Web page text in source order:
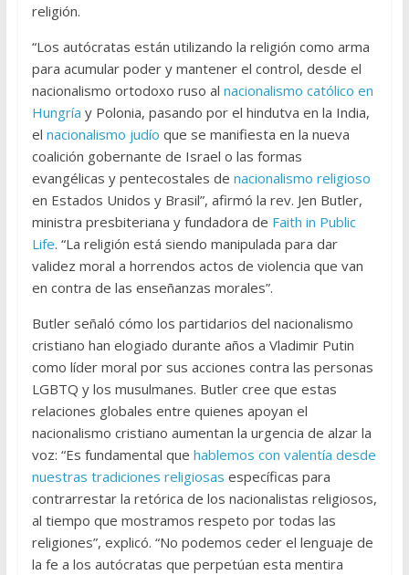
religión.
“Los autócratas están utilizando la religión como arma
para acumular poder y mantener el control, desde el
nacionalismo ortodoxo ruso al nacionalismo católico en
Hungría y Polonia, pasando por el hindutva en la India,
el nacionalismo judío que se manifiesta en la nueva
coalición gobernante de Israel o las formas
evangélicas y pentecostales de nacionalismo religioso
en Estados Unidos y Brasil”, afirmó la rev. Jen Butler,
ministra presbiteriana y fundadora de Faith in Public
Life. “La religión está siendo manipulada para dar
validez moral a horrendos actos de violencia que van
en contra de las enseñanzas morales”.
Butler señaló cómo los partidarios del nacionalismo
cristiano han elogiado durante años a Vladimir Putin
como líder moral por sus acciones contra las personas
LGBTQ y los musulmanes. Butler cree que estas
relaciones globales entre quienes apoyan el
nacionalismo cristiano aumentan la urgencia de alzar la
voz: “Es fundamental que hablemos con valentía desde
nuestras tradiciones religiosas específicas para
contrarrestar la retórica de los nacionalistas religiosos,
al tiempo que mostramos respeto por todas las
religiones”, explicó. “No podemos ceder el lenguaje de
la fe a los autócratas que perpetúan esta mentira